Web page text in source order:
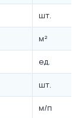
шт.
м²
ед.
шт.
м/п